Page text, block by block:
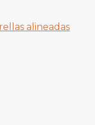
alineadas